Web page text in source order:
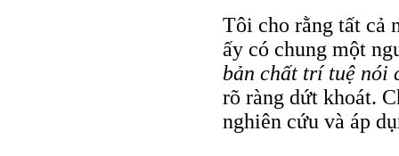
Tôi cho rằng tất cả
ấy có chung một
bản chất trí tuệ nói
rõ ràng dứt khoát.
nghiên cứu và áp